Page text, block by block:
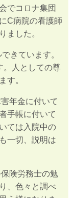
でコロナ集団
C病院の看護師
ました。
きています。
。人としての尊
す。
年金に付いて
手帳に付いて
ては入院中の
一切、説明は
険労務士の勉
、色々と調べ